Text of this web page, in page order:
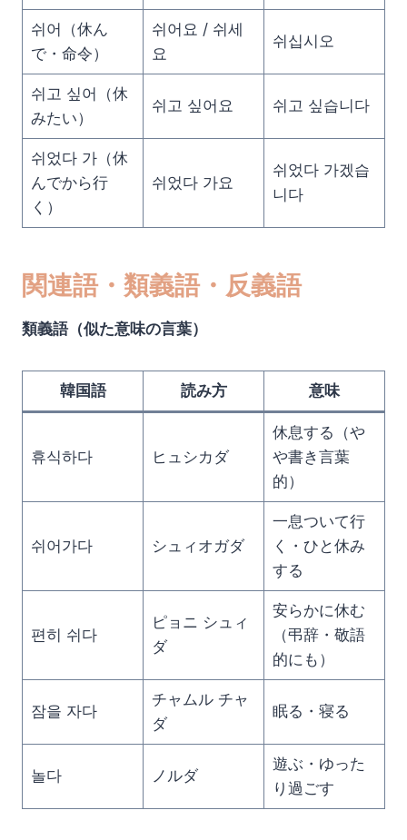
쉬어（休ん
で・命令）
쉬어요 / 쉬세
요
쉬십시오
쉬고 싶어（休
みたい）
쉬고 싶어요 쉬고 싶습니다
쉬었다 가（休
んでから行
く）
쉬었다 가요
쉬었다 가겠습
니다
関連語・類義語・反義語
類義語（似た意味の言葉）
韓国語 読み方 意味
휴식하다 ヒュシカダ
休息する（や
や書き言葉
的）
쉬어가다 シュィオガダ
一息ついて行
く・ひと休み
する
편히 쉬다
ピョニ シュィ
ダ
安らかに休む
（弔辞・敬語
的にも）
잠을 자다
チャムル チャ
ダ
眠る・寝る
놀다 ノルダ
遊ぶ・ゆった
り過ごす